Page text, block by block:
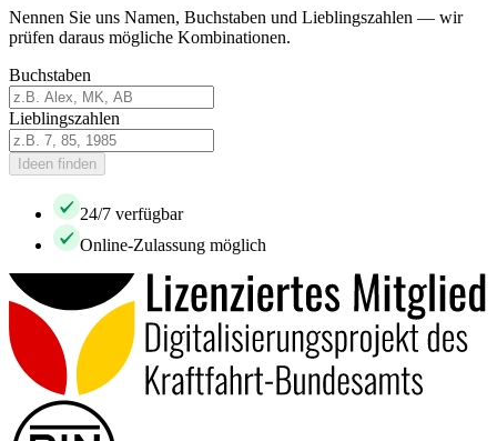
Nennen Sie uns Namen, Buchstaben und Lieblingszahlen — wir
prüfen daraus mögliche Kombinationen.
Buchstaben
Lieblingszahlen
Ideen finden
24/7 verfügbar
Online-Zulassung möglich